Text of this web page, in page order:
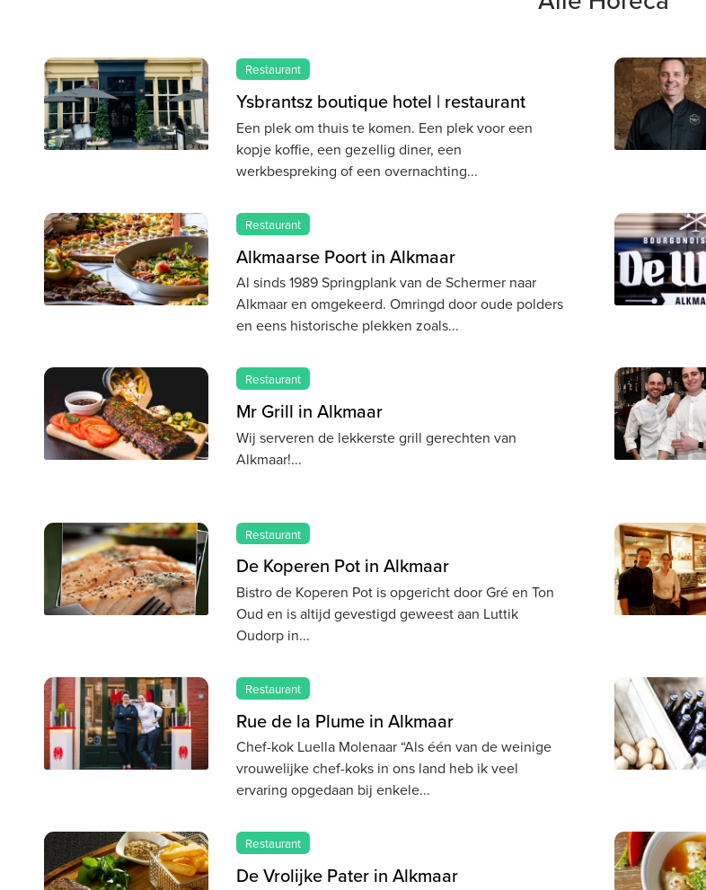
Restaurant
Ysbrantsz boutique hotel | restaurant
Een plek om thuis te komen. Een plek voor een
kopje koffie, een gezellig diner, een
werkbespreking of een overnachting
Restaurant
Alkmaarse Poort in Alkmaar
Al sinds 1989 Springplank van de Schermer naar
Alkmaar en omgekeerd. Omringd door oude polders
en eens historische plekken zoals
Restaurant
Mr Grill in Alkmaar
Wij serveren de lekkerste grill gerechten van
Alkmaar!
Restaurant
De Koperen Pot in Alkmaar
Bistro de Koperen Pot is opgericht door Gré en Ton
Oud en is altijd gevestigd geweest aan Luttik
Oudorp in
Restaurant
Rue de la Plume in Alkmaar
Chef-kok Luella Molenaar “Als één van de weinige
vrouwelijke chef-koks in ons land heb ik veel
ervaring opgedaan bij enkele
Restaurant
De Vrolijke Pater in Alkmaar